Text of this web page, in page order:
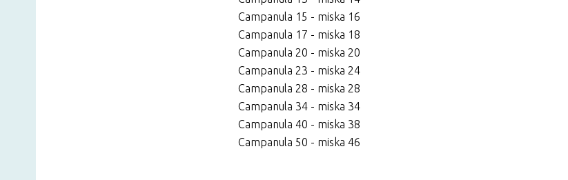
Campanula 15 - miska 16
Campanula 17 - miska 18
Campanula 20 - miska 20
Campanula 23 - miska 24
Campanula 28 - miska 28
Campanula 34 - miska 34
Campanula 40 - miska 38
Campanula 50 - miska 46